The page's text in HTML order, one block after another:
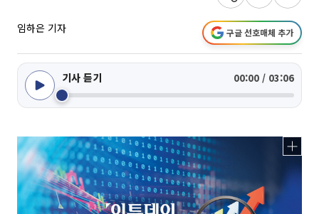
임하은 기자 구글 선호매체 추가
기사 듣기 00:00 / 03:06